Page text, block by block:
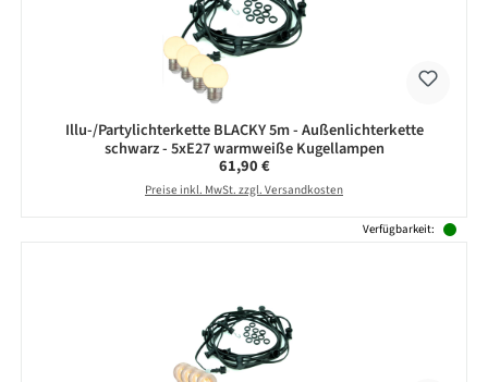
Illu-/Partylichterkette BLACKY 5m - Außenlichterkette
schwarz - 5xE27 warmweiße Kugellampen
Regulärer Preis:
61,90 €
Preise inkl. MwSt. zzgl. Versandkosten
Verfügbarkeit: